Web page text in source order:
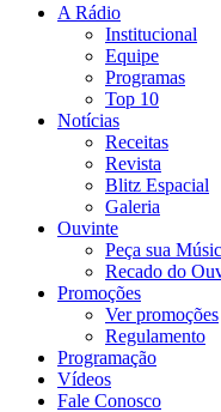
A Rádio
Institucional
Equipe
Programas
Top 10
Notícias
Receitas
Revista
Blitz Espacial
Galeria
Ouvinte
Peça sua
Recado do
Promoções
Ver promoções
Regulamento
Programação
Vídeos
Fale Conosco